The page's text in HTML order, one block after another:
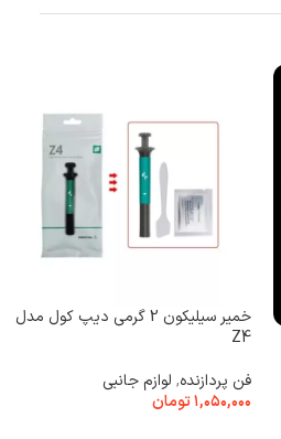
خمیر سیلیکون 2 گرمی دیپ کول مدل
Z4
فن پردازنده, لوازم جانبی
۱,۰۵۰,۰۰۰تومان